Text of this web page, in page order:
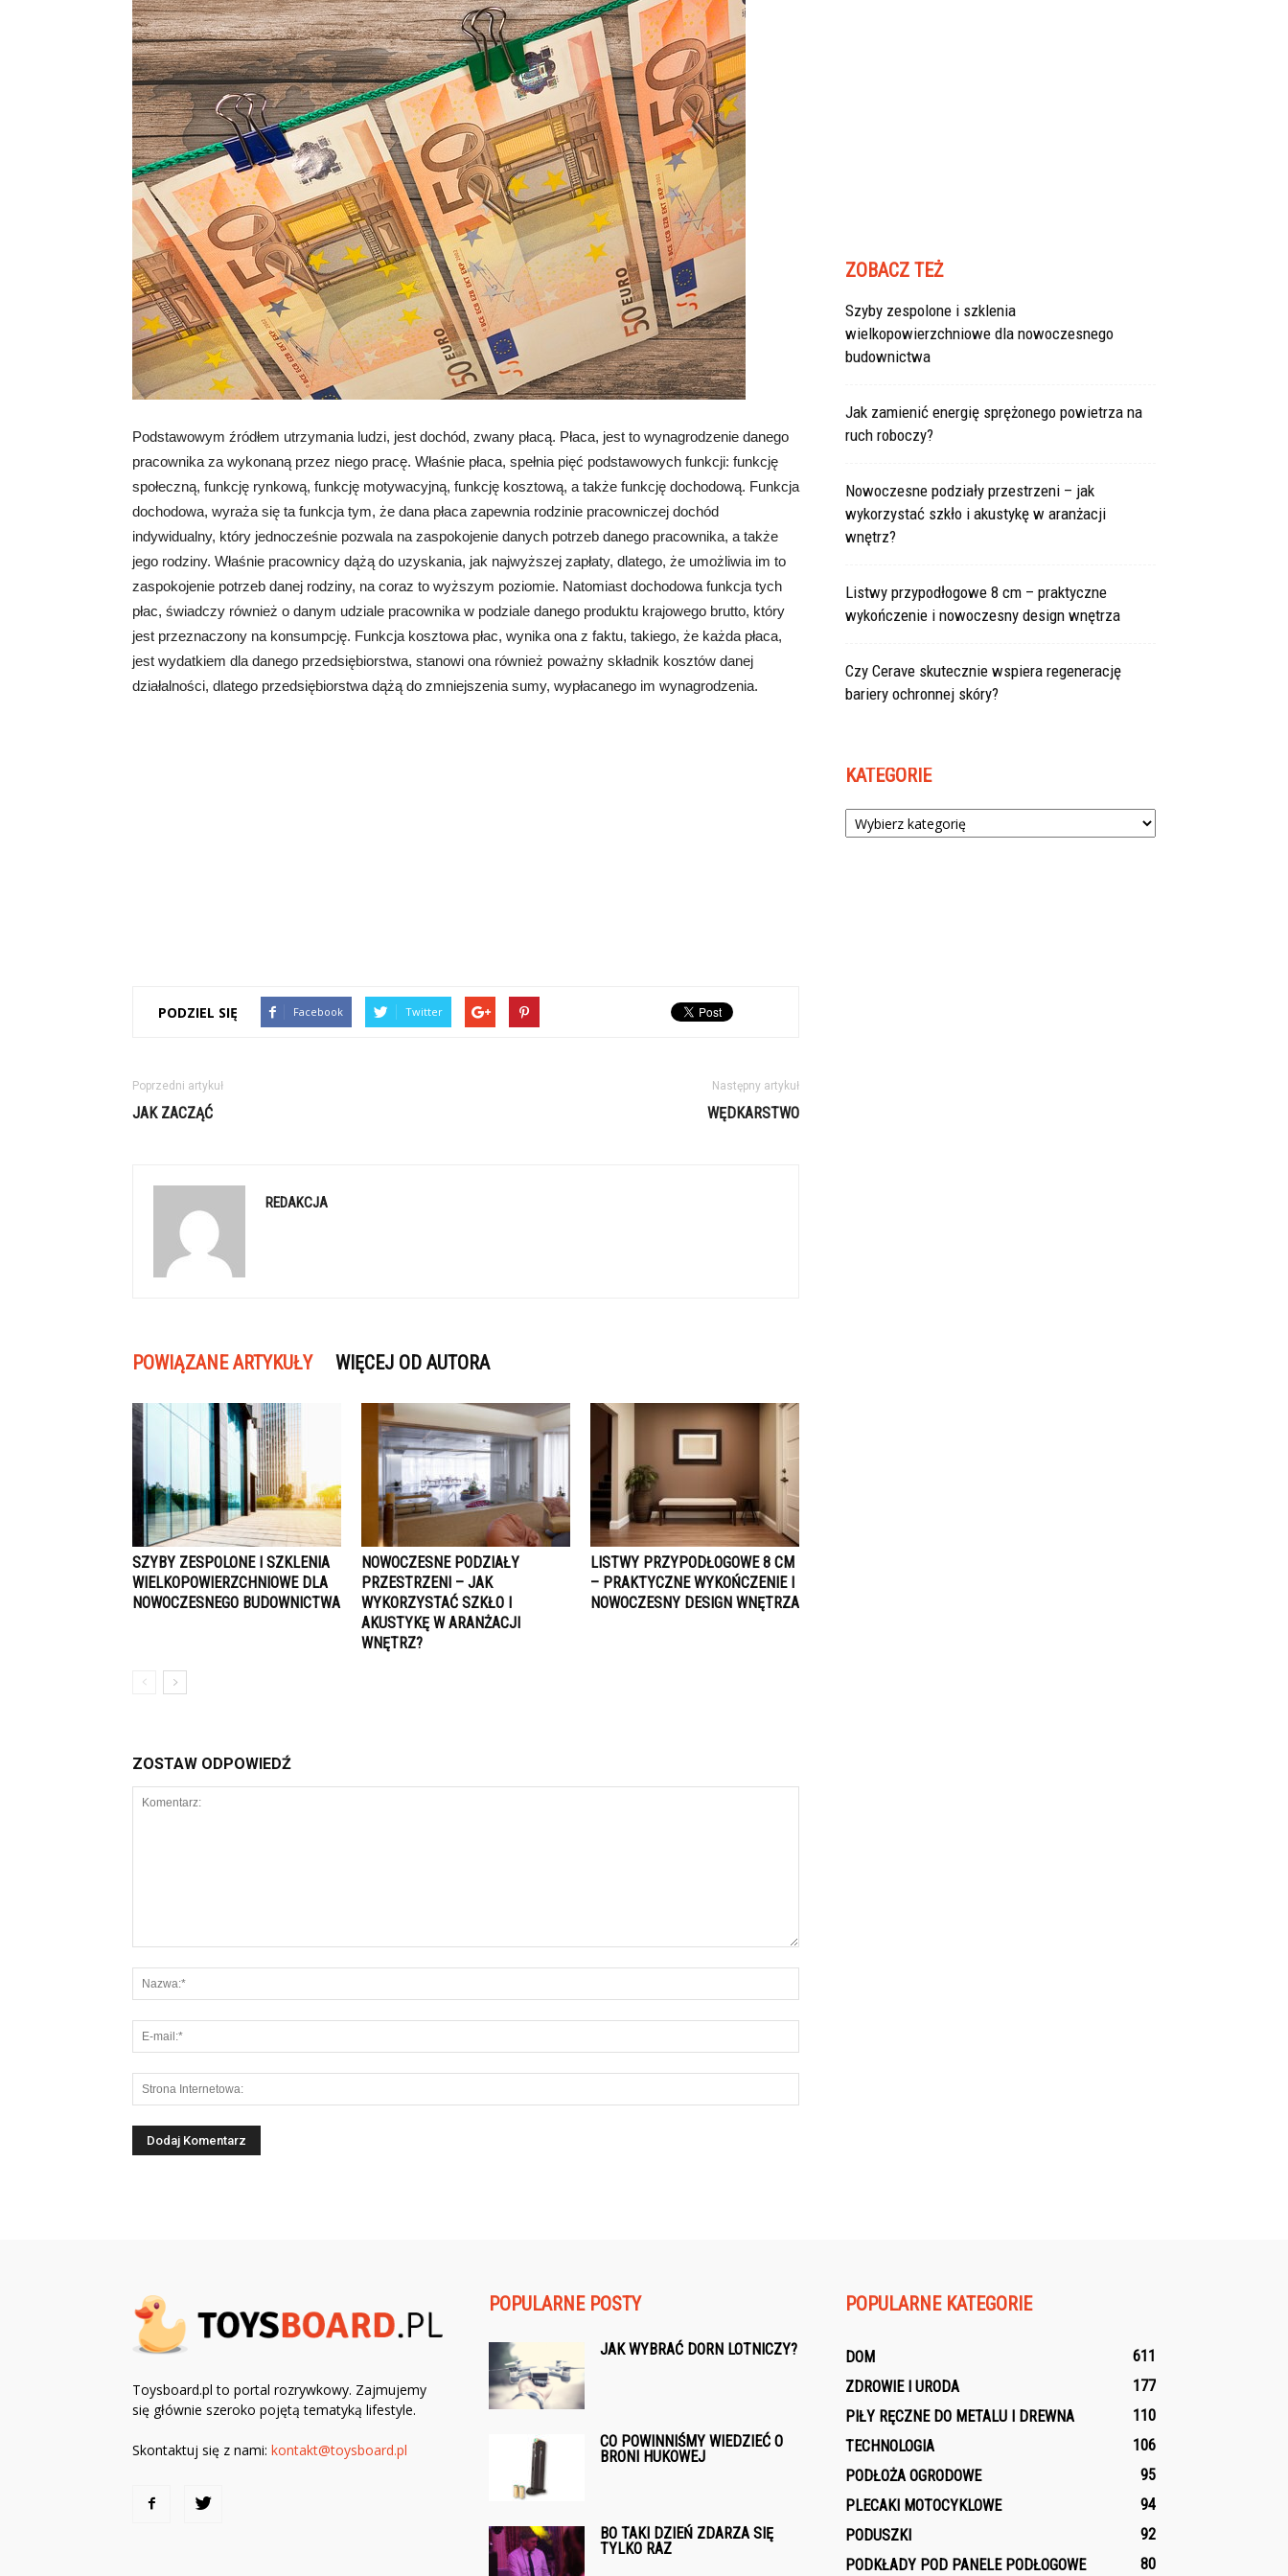
Podstawowym źródłem utrzymania ludzi, jest dochód, zwany płacą. Płaca, jest to wynagrodzenie danego
pracownika za wykonaną przez niego pracę. Właśnie płaca, spełnia pięć podstawowych funkcji: funkcję
społeczną, funkcję rynkową, funkcję motywacyjną, funkcję kosztową, a także funkcję dochodową. Funkcja
dochodowa, wyraża się ta funkcja tym, że dana płaca zapewnia rodzinie pracowniczej dochód
indywidualny, który jednocześnie pozwala na zaspokojenie danych potrzeb danego pracownika, a także
jego rodziny. Właśnie pracownicy dążą do uzyskania, jak najwyższej zapłaty, dlatego, że umożliwia im to
zaspokojenie potrzeb danej rodziny, na coraz to wyższym poziomie. Natomiast dochodowa funkcja tych
płac, świadczy również o danym udziale pracownika w podziale danego produktu krajowego brutto, który
jest przeznaczony na konsumpcję. Funkcja kosztowa płac, wynika ona z faktu, takiego, że każda płaca,
jest wydatkiem dla danego przedsiębiorstwa, stanowi ona również poważny składnik kosztów danej
działalności, dlatego przedsiębiorstwa dążą do zmniejszenia sumy, wypłacanego im wynagrodzenia.
PODZIEL SIĘ Facebook Twitter
Poprzedni artykuł
JAK ZACZĄĆ
Następny artykuł
WĘDKARSTWO
REDAKCJA
POWIĄZANE ARTYKUŁY WIĘCEJ OD AUTORA
SZYBY ZESPOLONE I SZKLENIA
WIELKOPOWIERZCHNIOWE DLA
NOWOCZESNEGO BUDOWNICTWA
NOWOCZESNE PODZIAŁY
PRZESTRZENI – JAK
WYKORZYSTAĆ SZKŁO I
AKUSTYKĘ W ARANŻACJI
WNĘTRZ?
LISTWY PRZYPODŁOGOWE 8 CM
– PRAKTYCZNE WYKOŃCZENIE I
NOWOCZESNY DESIGN WNĘTRZA
ZOSTAW ODPOWIEDŹ
ZOBACZ TEŻ
Szyby zespolone i szklenia
wielkopowierzchniowe dla nowoczesnego
budownictwa
Jak zamienić energię sprężonego powietrza na
ruch roboczy?
Nowoczesne podziały przestrzeni – jak
wykorzystać szkło i akustykę w aranżacji
wnętrz?
Listwy przypodłogowe 8 cm – praktyczne
wykończenie i nowoczesny design wnętrza
Czy Cerave skutecznie wspiera regenerację
bariery ochronnej skóry?
KATEGORIE
Kategorie
Toysboard.pl to portal rozrywkowy. Zajmujemy
się głównie szeroko pojętą tematyką lifestyle.
Skontaktuj się z nami: kontakt@toysboard.pl
POPULARNE POSTY
JAK WYBRAĆ DORN LOTNICZY?
CO POWINNIŚMY WIEDZIEĆ O
BRONI HUKOWEJ
BO TAKI DZIEŃ ZDARZA SIĘ
TYLKO RAZ
POPULARNE KATEGORIE
DOM
611
ZDROWIE I URODA
177
PIŁY RĘCZNE DO METALU I DREWNA
110
TECHNOLOGIA
106
PODŁOŻA OGRODOWE
95
PLECAKI MOTOCYKLOWE
94
PODUSZKI
92
PODKŁADY POD PANELE PODŁOGOWE
80